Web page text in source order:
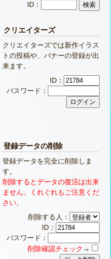
ID：
クリエイターズ
クリエイターズでは新作イラス
トの投稿や、バナーの登録が出
来ます。
ID：
パスワード：
登録データの削除
登録データを完全に削除しま
す。
削除するとデータの復活は出来
ません。くれぐれもご注意くだ
さい。
削除する人：
ID：
パスワード：
削除確認チェック →